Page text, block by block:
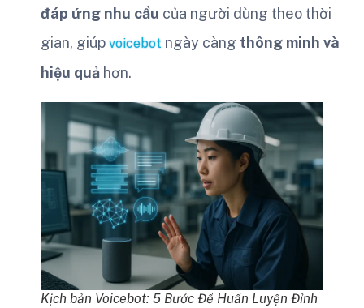
đáp ứng nhu cầu của người dùng theo thời
gian, giúp voicebot ngày càng thông minh và
hiệu quả hơn.
Kịch bản Voicebot: 5 Bước Để Huấn Luyện Đỉnh